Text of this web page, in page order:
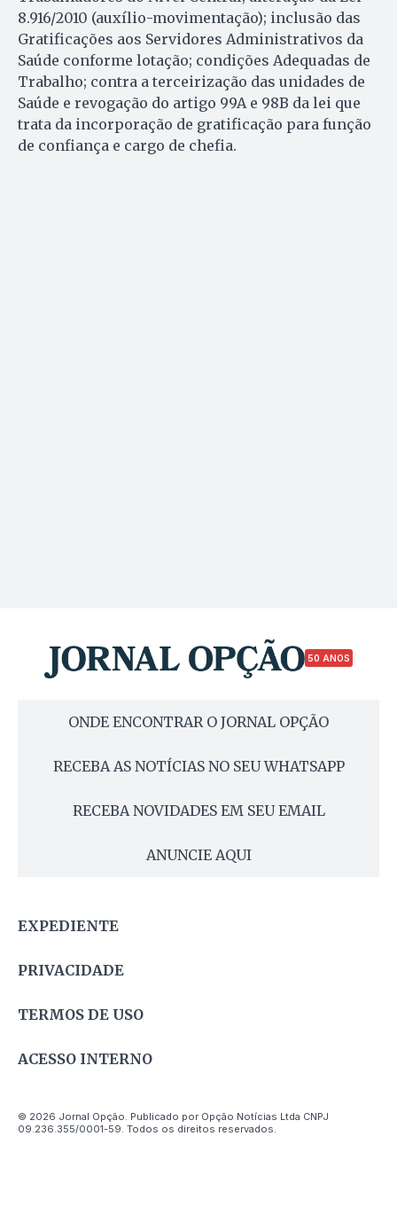
8.916/2010 (auxílio-movimentação); inclusão das
Gratificações aos Servidores Administrativos da
Saúde conforme lotação; condições Adequadas de
Trabalho; contra a terceirização das unidades de
Saúde e revogação do artigo 99A e 98B da lei que
trata da incorporação de gratificação para função
de confiança e cargo de chefia.
50 ANOS
ONDE ENCONTRAR O JORNAL OPÇÃO
RECEBA AS NOTÍCIAS NO SEU WHATSAPP
RECEBA NOVIDADES EM SEU EMAIL
ANUNCIE AQUI
EXPEDIENTE
PRIVACIDADE
TERMOS DE USO
ACESSO INTERNO
© 2026 Jornal Opção. Publicado por Opção Notícias Ltda CNPJ
09.236.355/0001-59. Todos os direitos reservados.